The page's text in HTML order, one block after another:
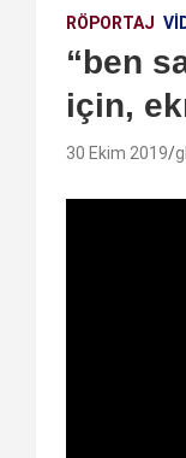
RÖPORTAJ
“ben
için,
30 Ekim 2019